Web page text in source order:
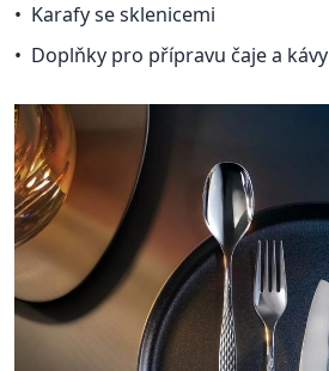
Karafy se sklenicemi
Doplňky pro přípravu čaje a kávy